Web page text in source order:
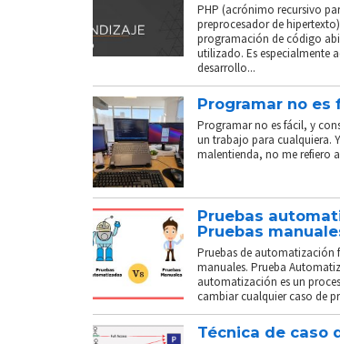
PHP (acrónimo recursivo
preprocesador de
programación de código
utilizado. Es especialmente
desarrollo...
Programar no es
Programar no es fácil, y
un trabajo para cualquiera.
malentienda, no me refiero
Pruebas
Pruebas
Pruebas de automatización
manuales. Prueba
automatización es un
cambiar cualquier caso de
Técnica de caso